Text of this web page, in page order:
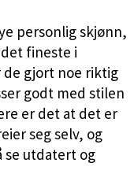
personlig skjønn,
fineste i
de gjort noe riktig
godt med stilen
er det at det er
seg selv, og
se utdatert og